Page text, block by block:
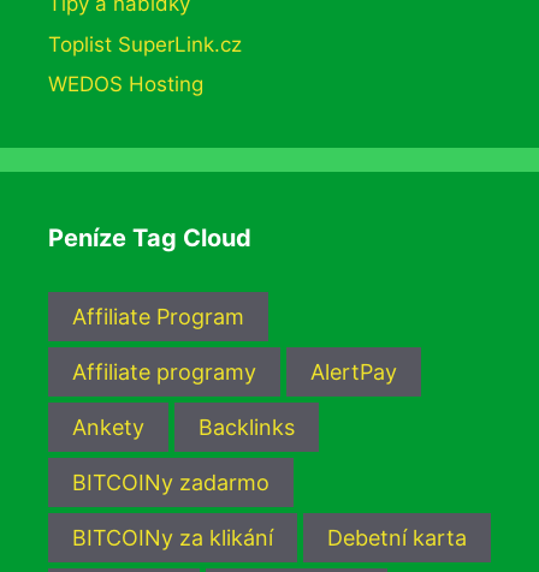
Toplist SuperLink.cz
WEDOS Hosting
Peníze Tag Cloud
Affiliate Program
Affiliate programy AlertPay
Ankety Backlinks
BITCOINy zadarmo
BITCOINy za klikání Debetní karta